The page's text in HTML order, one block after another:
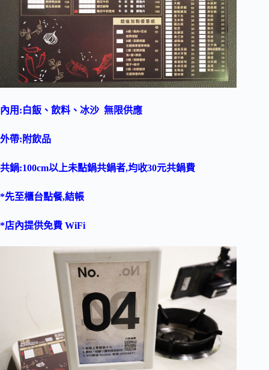
內用:白飯、飲料、冰沙 無限供應
外帶:附飲品
共鍋:100cm以上未點鍋共鍋者,均收30元共鍋費
*先至櫃台點餐,結帳
*店內提供免費 WiFi